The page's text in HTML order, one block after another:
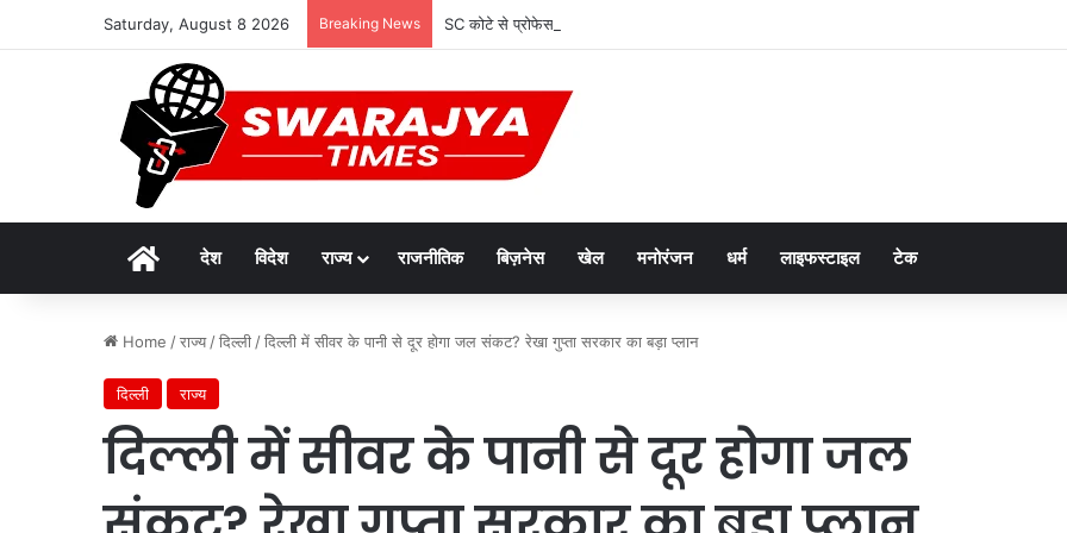
Saturday, August 8 2026 Breaking News SC कोटे से प्रोफेसर बने, सत्यापन में जाति प्रमाण पत्र फर्जी निकला; सागर यूनिवर्सिटी के डीन निलंबित
Homeदेश विदेश राज्य राजनीतिक बिज़नेस खेल मनोरंजन धर्म लाइफस्टाइल टेक
Home /राज्य /दिल्ली /दिल्ली में सीवर के पानी से दूर होगा जल संकट? रेखा गुप्ता सरकार का बड़ा प्लान
दिल्ली राज्य
दिल्ली में सीवर के पानी से दूर होगा जल